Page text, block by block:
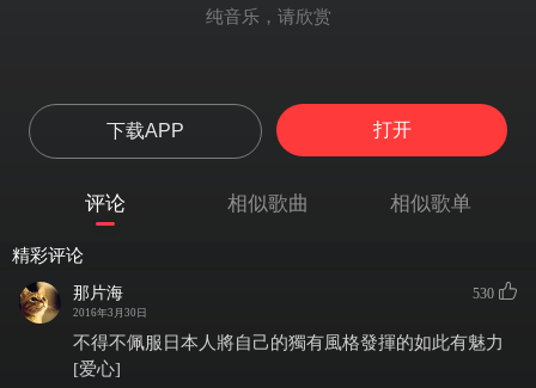
纯音乐，请欣赏
下载APP 打开
评论 相似歌曲 相似歌单
精彩评论
那片海
2016年3月30日
530
不得不佩服日本人將自己的獨有風格發揮的如此有魅力
[爱心]